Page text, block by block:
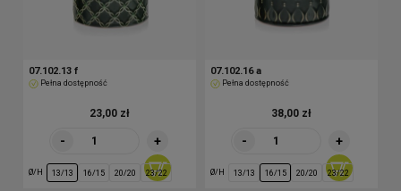
07.102.13 f
Pełna dostępność
23,00 zł
- +
Ø/H 13/13 16/15 20/20 23/22
07.102.16 a
Pełna dostępność
38,00 zł
- +
Ø/H 13/13 16/15 20/20 23/22